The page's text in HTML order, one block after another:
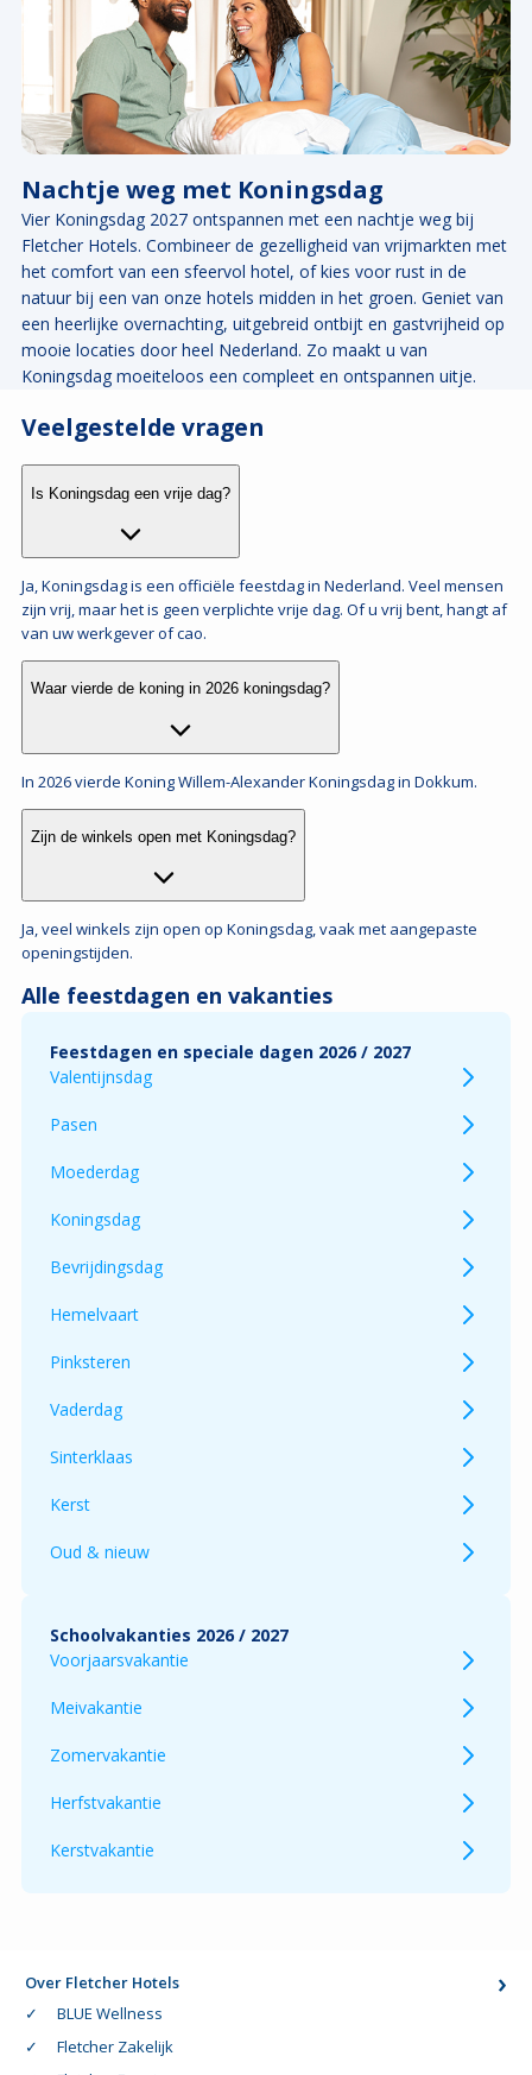
Nachtje weg met Koningsdag
Vier Koningsdag 2027 ontspannen met een nachtje weg bij
Fletcher Hotels. Combineer de gezelligheid van vrijmarkten met
het comfort van een sfeervol hotel, of kies voor rust in de
natuur bij een van onze hotels midden in het groen. Geniet van
een heerlijke overnachting, uitgebreid ontbijt en gastvrijheid op
mooie locaties door heel Nederland. Zo maakt u van
Koningsdag moeiteloos een compleet en ontspannen uitje.
Veelgestelde vragen
Alle feestdagen en vakanties
Feestdagen en speciale dagen 2026 / 2027
Valentijnsdag
Pasen
Moederdag
Koningsdag
Bevrijdingsdag
Hemelvaart
Pinksteren
Vaderdag
Sinterklaas
Kerst
Oud & nieuw
Schoolvakanties 2026 / 2027
Voorjaarsvakantie
Meivakantie
Zomervakantie
Herfstvakantie
Kerstvakantie
Over Fletcher Hotels
BLUE Wellness
Fletcher Zakelijk